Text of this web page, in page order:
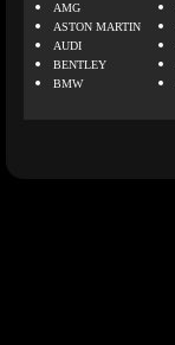
AMG
ASTON MARTIN
AUDI
BENTLEY
BMW